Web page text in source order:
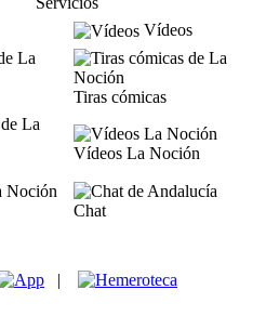
Vídeos
Tiras cómicas
Vídeos La Noción
Chat
|